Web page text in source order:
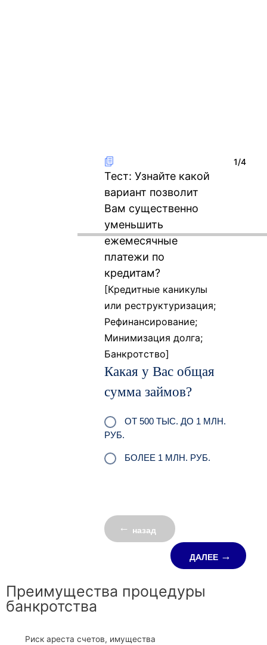
Тест: Узнайте какой
вариант позволит
Вам существенно
уменьшить
ежемесячные
платежи по
кредитам?
[Кредитные каникулы
или реструктуризация;
Рефинансирование;
Минимизация долга;
Банкротство]
1/4
Какая у Вас общая
сумма займов?
ОТ 500 ТЫС. ДО 1 МЛН.
РУБ.
БОЛЕЕ 1 МЛН. РУБ.
назад
ДАЛЕЕ
Преимущества процедуры
банкротства
Риск ареста счетов, имущества